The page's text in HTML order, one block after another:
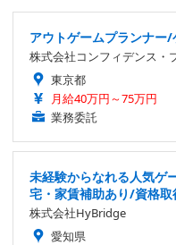
アウトゲームプランナー
株式会社コンフィデンス・
東京都
月給40万円～75万円
業務委託
未経験からなれる人気ゲ
宅・家賃補助あり/資格取
株式会社HyBridge
愛知県